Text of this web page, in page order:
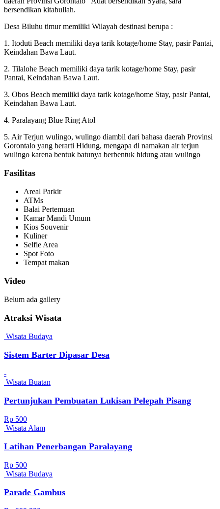
bersendikan kitabullah.
Desa Biluhu timur memiliki Wilayah destinasi berupa :
1. Itoduti Beach memiliki daya tarik kotage/home Stay, pasir Pantai,
Keindahan Bawa Laut.
2. Tilalohe Beach memiliki daya tarik kotage/home Stay, pasir
Pantai, Keindahan Bawa Laut.
3. Obos Beach memiliki daya tarik kotage/home Stay, pasir Pantai,
Keindahan Bawa Laut.
4. Paralayang Blue Ring Atol
5. Air Terjun wulingo, wulingo diambil dari bahasa daerah Provinsi
Gorontalo yang berarti Hidung, mengapa di namakan air terjun
wulingo karena bentuk batunya berbentuk hidung atau wulingo
Fasilitas
Areal Parkir
ATMs
Balai Pertemuan
Kamar Mandi Umum
Kios Souvenir
Kuliner
Selfie Area
Spot Foto
Tempat makan
Video
Belum ada gallery
Atraksi Wisata
Wisata Budaya
Sistem Barter Dipasar Desa
-
Wisata Buatan
Pertunjukan Pembuatan Lukisan Pelepah Pisang
Rp 500
Wisata Alam
Latihan Penerbangan Paralayang
Rp 500
Wisata Budaya
Parade Gambus